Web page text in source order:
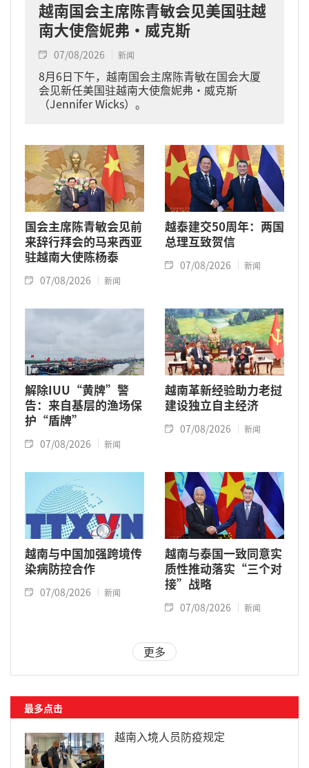
越南国会主席陈青敏会见美国驻越
南大使詹妮弗·威克斯
07/08/2026 新闻
8月6日下午，越南国会主席陈青敏在国会大厦
会见新任美国驻越南大使詹妮弗·威克斯
（Jennifer Wicks）。
国会主席陈青敏会见前
来辞行拜会的马来西亚
驻越南大使陈杨泰
07/08/2026 新闻
越泰建交50周年：两国
总理互致贺信
07/08/2026 新闻
解除IUU“黄牌”警
告：来自基层的渔场保
护“盾牌”
07/08/2026 新闻
越南革新经验助力老挝
建设独立自主经济
07/08/2026 新闻
越南与中国加强跨境传
染病防控合作
07/08/2026 新闻
越南与泰国一致同意实
质性推动落实“三个对
接”战略
07/08/2026 新闻
更多
最多点击
越南入境人员防疫规定